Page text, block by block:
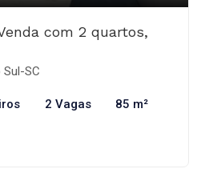
com 2 quartos,
SC
2 Vagas 85 m²